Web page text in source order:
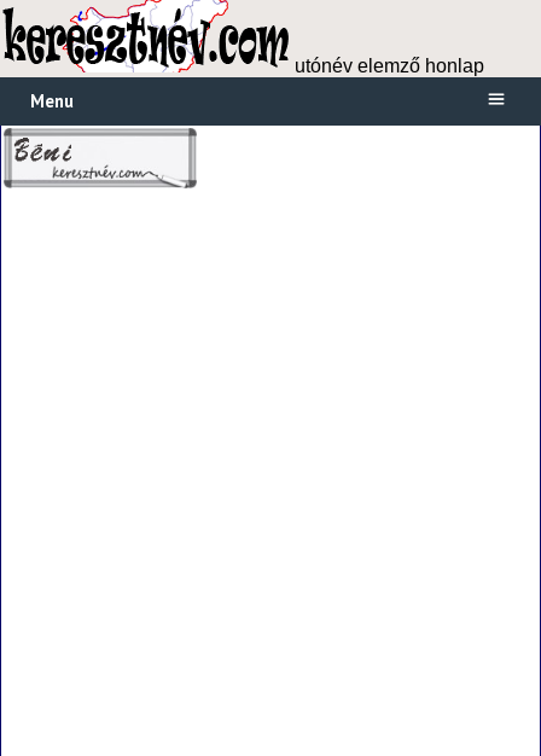
utónév elemző honlap
Menu